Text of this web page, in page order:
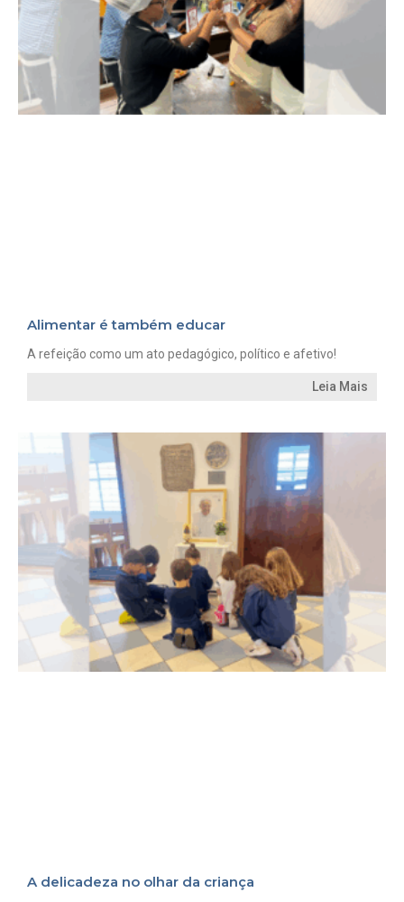
Alimentar é também educar
A refeição como um ato pedagógico, político e afetivo!
Leia Mais
A delicadeza no olhar da criança